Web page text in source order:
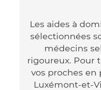
Les aides à
sélectionnées
médecins
rigoureux. Pour
vos proches
Luxémont-et-